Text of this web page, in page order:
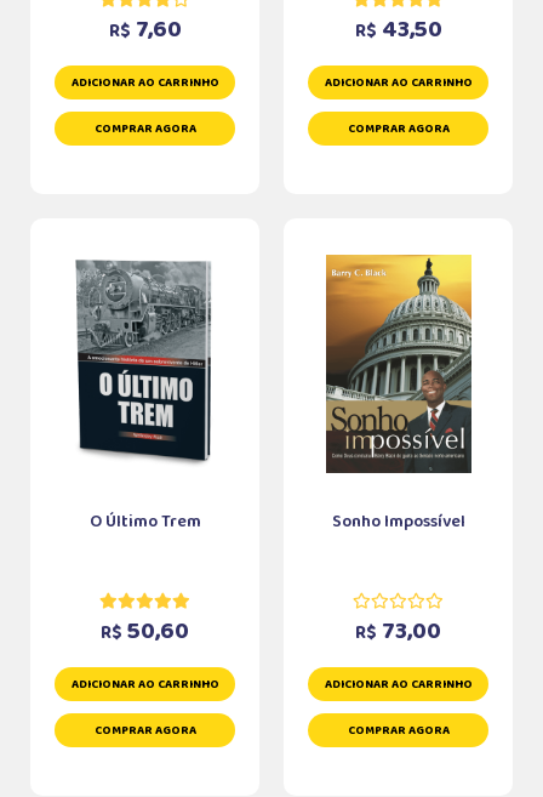
R$ 7,60
ADICIONAR AO CARRINHO
COMPRAR AGORA
R$ 43,50
ADICIONAR AO CARRINHO
COMPRAR AGORA
O Último Trem
R$ 50,60
ADICIONAR AO CARRINHO
COMPRAR AGORA
Sonho Impossível
R$ 73,00
ADICIONAR AO CARRINHO
COMPRAR AGORA